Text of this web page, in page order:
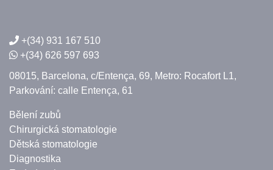
+(34) 931 167 510
+(34) 626 597 693
08015, Barcelona, c/Entença, 69, Metro: Rocafort L1,
Parkování: calle Entença, 61
Bělení zubů
Chirurgická stomatologie
Dětská stomatologie
Diagnostika